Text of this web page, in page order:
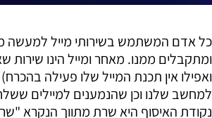
כל אדם המשתמש בשירותי מייל למעשה
ומתקבלים ממנו. מאחר ומייל הינו שירות
ואפילו אין תכנת המייל שלו פעילה
למחשב שלנו וכן שהנמענים למיילים
נקודת האיסוף היא שרת מתווך הנקרא "שרת